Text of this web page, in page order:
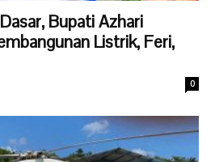
Bupati Azhari
Listrik, Feri,
0